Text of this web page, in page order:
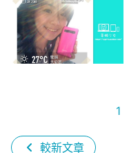
較新文章
1